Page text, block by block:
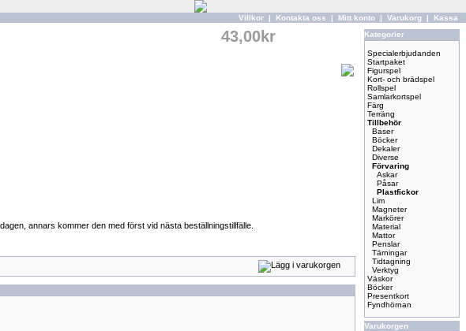
Villkor | Kontakta oss | Mitt konto | Varukorg | Kassa
43,00kr
annars kommer den med först vid nästa beställningstillfälle.
Kategorier
Specialerbjudanden
Startpaket
Figurspel
Kort- och brädspel
Rollspel
Samlarkortspel
Färg
Terräng
Tillbehör
Baser
Böcker
Dekaler
Diverse
Förvaring
Askar
Påsar
Plastfickor
Lim
Magneter
Markörer
Material
Mattor
Penslar
Tärningar
Tidtagning
Verktyg
Väskor
Böcker
Presentkort
Fyndhörnan
Varukorgen